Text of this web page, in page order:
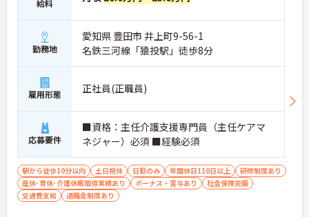
給料
勤務地
愛知県 豊田市 井上町9-56-1
名鉄三河線「猿投駅」徒歩8分
雇用形態 正社員(正職員)
応募要件
■資格：主任介護支援専門員（主任ケアマ
ネジャー）必須 ■経験必須
駅から徒歩10分以内 土日祝休 日勤のみ 年間休日110日以上
研修制度あり
産休･育休･介護休暇取得実績あり
ボーナス・賞与あり
社会保険完備
交通費支給
退職金制度あり